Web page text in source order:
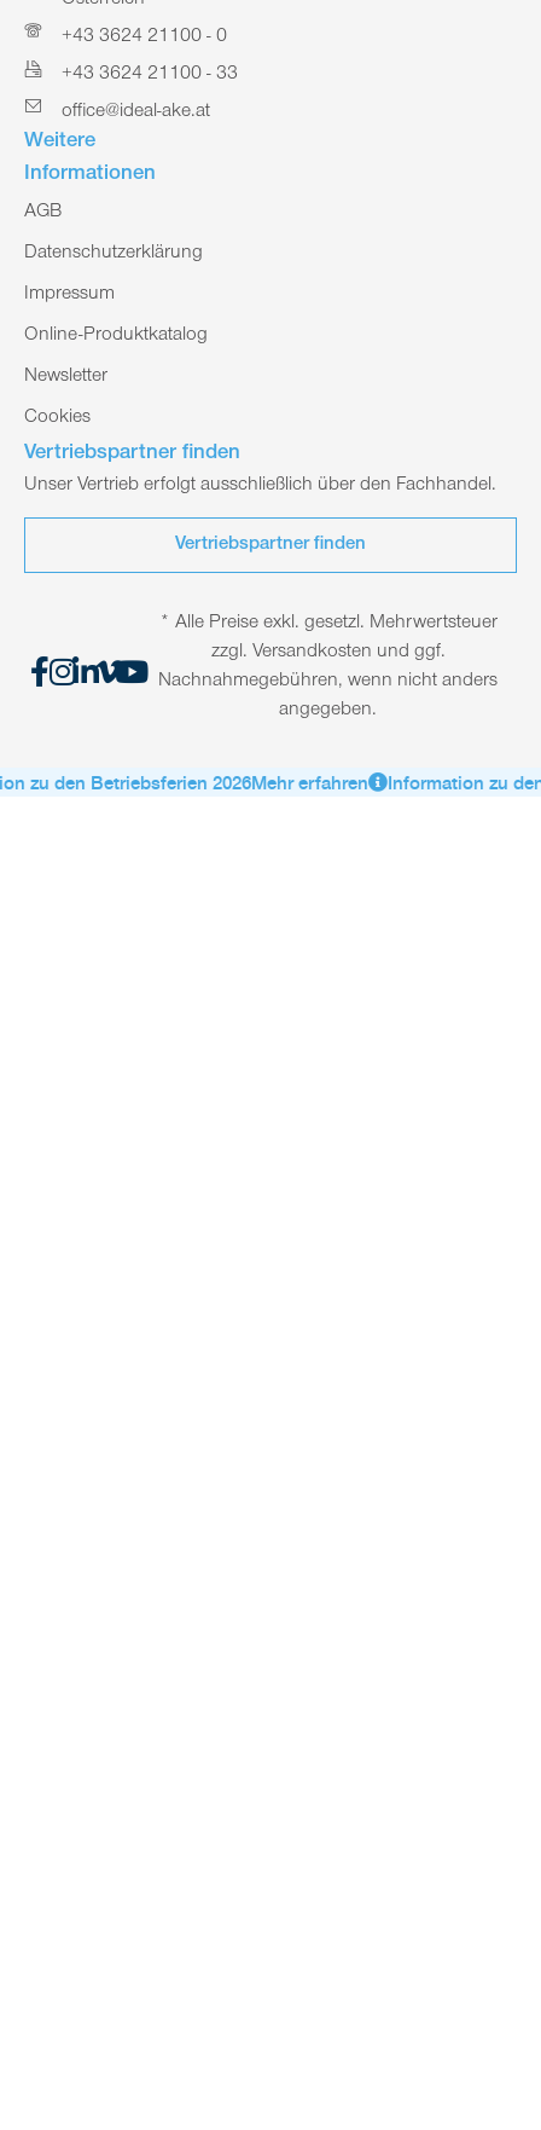
+43 3624 21100 - 0
+43 3624 21100 - 33
office@ideal-ake.at
Weitere
Informationen
AGB
Datenschutzerklärung
Impressum
Online-Produktkatalog
Newsletter
Cookies
Vertriebspartner finden
Unser Vertrieb erfolgt ausschließlich über den Fachhandel.
Vertriebspartner finden
* Alle Preise exkl. gesetzl. Mehrwertsteuer
zzgl. Versandkosten und ggf.
Nachnahmegebühren, wenn nicht anders
angegeben.
zu den Betriebsferien 2026Mehr erfahren Information zu